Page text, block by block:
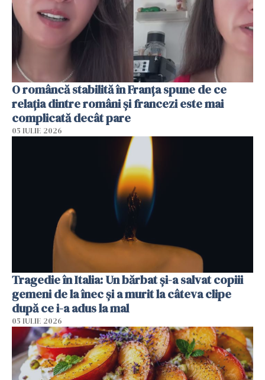
O româncă stabilită în Franța spune de ce
relația dintre români și francezi este mai
complicată decât pare
05 IULIE 2026
Tragedie în Italia: Un bărbat și-a salvat copiii
gemeni de la înec și a murit la câteva clipe
după ce i-a adus la mal
05 IULIE 2026